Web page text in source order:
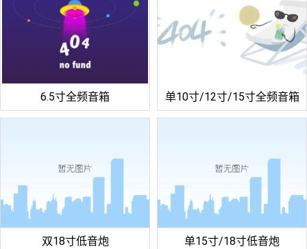
6.5寸全频音箱 单10寸/12寸/15寸全频音箱
双18寸低音炮 单15寸/18寸低音炮